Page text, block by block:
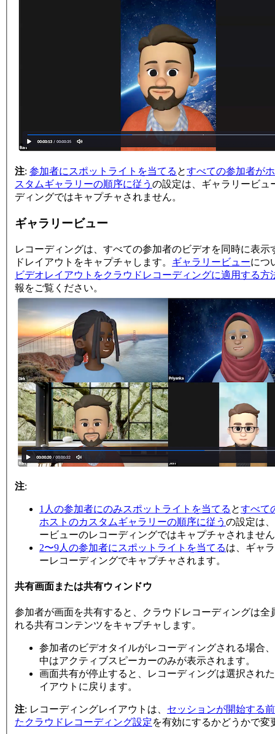
注: 参加者にスポットライトを当てる とすべての参加者が
スタムギャラリーの順序に従う の設定は、ギャラリービュ
ディングではキャプチャされません。
ギャラリービュー
レコーディングは、すべての参加者のビデオを同時に表示
ドレイアウトをキャプチャします。 ギャラリービューにつ
ビデオレイアウトをクラウドレコーディングに適用する方
報をご覧ください。
注:
1人の参加者にのみスポットライトを当てる とすべて
ホストのカスタムギャラリーの順序に従う の設定は
ービューのレコーディングではキャプチャされませ
2〜9人の参加者にスポットライトを当てるは、ギャ
ーレコーディングでキャプチャされます。
共有画面または共有ウィンドウ
参加者が画面を共有すると、クラウドレコーディングは全
れる共有コンテンツをキャプチャします。
参加者のビデオタイルがレコーディングされる場合
中はアクティブスピーカーのみが表示されます。
画面共有が停止すると、レコーディングは選択され
イアウトに戻ります。
注: レコーディングレイアウトは、 セッションが開始する
たクラウドレコーディング設定を有効にするかどうかで変